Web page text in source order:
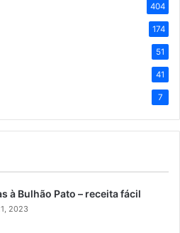
404
174
51
41
7
à Bulhão Pato – receita fácil
2023